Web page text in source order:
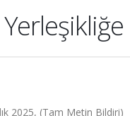
2025, (Tam Metin Bildiri)